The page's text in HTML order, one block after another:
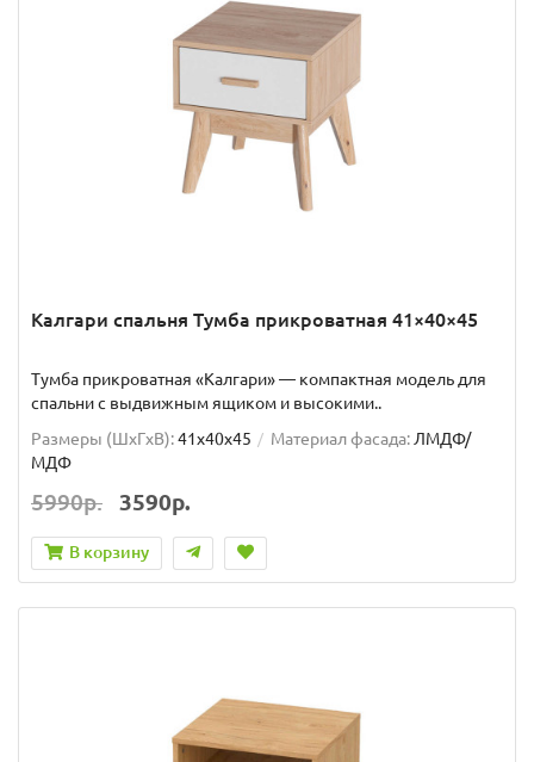
Калгари спальня Тумба прикроватная 41×40×45
Тумба прикроватная «Калгари» — компактная модель для
спальни с выдвижным ящиком и высокими..
Размеры (ШxГxВ):41x40x45 Материал фасада:ЛМДФ/
МДФ
5990р. 3590р.
В корзину